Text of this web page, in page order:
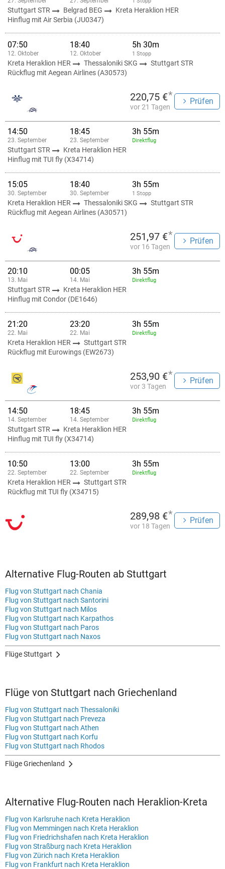
Stuttgart STR Belgrad BEG
Kreta Heraklion HER
Hinflug mit Air Serbia (JU0347)
07:50
12. Oktober
18:40
12. Oktober
5h 30m
1 Stopp
Kreta Heraklion HER Thessaloniki SKG
Stuttgart STR
Rückflug mit Aegean Airlines (A30573)
220,75 €*
vor 21 Tagen
Prüfen
14:50
23. September
18:45
23. September
3h 55m
Direktflug
Stuttgart STR
Kreta Heraklion HER
Hinflug mit TUI fly (X34714)
15:05
30. September
18:40
30. September
3h 55m
1 Stopp
Kreta Heraklion HER Thessaloniki SKG
Stuttgart STR
Rückflug mit Aegean Airlines (A30571)
251,97 €*
vor 16 Tagen
Prüfen
20:10
13. Mai
00:05
14. Mai
3h 55m
Direktflug
Stuttgart STR
Kreta Heraklion HER
Hinflug mit Condor (DE1646)
21:20
22. Mai
23:20
22. Mai
3h 55m
Direktflug
Kreta Heraklion HER
Stuttgart STR
Rückflug mit Eurowings (EW2673)
253,90 €*
vor 3 Tagen
Prüfen
14:50
14. September
18:45
14. September
3h 55m
Direktflug
Stuttgart STR
Kreta Heraklion HER
Hinflug mit TUI fly (X34714)
10:50
22. September
13:00
22. September
3h 55m
Direktflug
Kreta Heraklion HER
Stuttgart STR
Rückflug mit TUI fly (X34715)
289,98 €*
vor 18 Tagen
Prüfen
Alternative Flug-Routen ab Stuttgart
Flug von Stuttgart nach Chania
Flug von Stuttgart nach Santorini
Flug von Stuttgart nach Milos
Flug von Stuttgart nach Karpathos
Flug von Stuttgart nach Paros
Flug von Stuttgart nach Naxos
Flüge Stuttgart
Flüge von Stuttgart nach Griechenland
Flug von Stuttgart nach Thessaloniki
Flug von Stuttgart nach Preveza
Flug von Stuttgart nach Athen
Flug von Stuttgart nach Korfu
Flug von Stuttgart nach Rhodos
Flüge Griechenland
Alternative Flug-Routen nach Heraklion-Kreta
Flug von Karlsruhe nach Kreta Heraklion
Flug von Memmingen nach Kreta Heraklion
Flug von Friedrichshafen nach Kreta Heraklion
Flug von Straßburg nach Kreta Heraklion
Flug von Zürich nach Kreta Heraklion
Flug von Frankfurt nach Kreta Heraklion